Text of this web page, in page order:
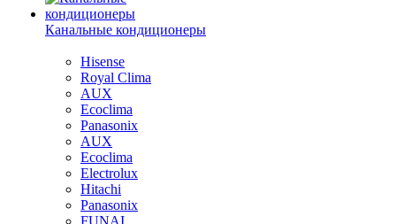
Канальные кондиционеры
Hisense
Royal Clima
AUX
Ecoclima
Panasonix
AUX
Ecoclima
Electrolux
Hitachi
Panasonix
FUNAI